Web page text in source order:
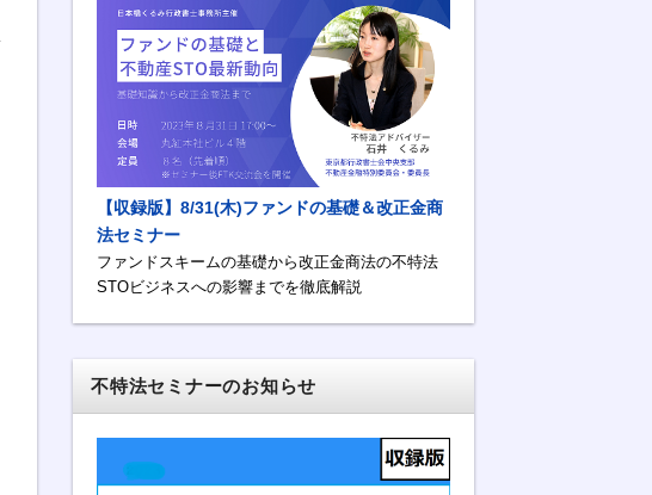
【収録版】8/31(木)ファンドの基礎＆改正金商
法セミナー
ファンドスキームの基礎から改正金商法の不特法
STOビジネスへの影響までを徹底解説
不特法セミナーのお知らせ